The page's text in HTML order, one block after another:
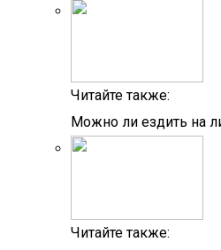
Читайте также:
Можно ли ездить на
Читайте также: